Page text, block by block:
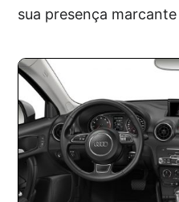
sua presença